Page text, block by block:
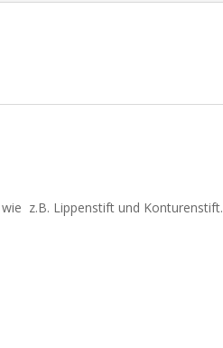
z.B. Lippenstift und Konturenstift.